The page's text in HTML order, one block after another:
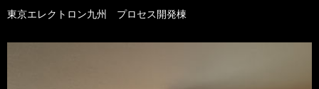
東京エレクトロン九州 プロセス開発棟